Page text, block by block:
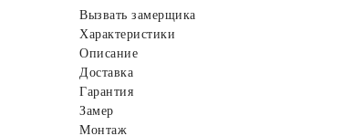
Вызвать замерщика
Характеристики
Описание
Доставка
Гарантия
Замер
Монтаж